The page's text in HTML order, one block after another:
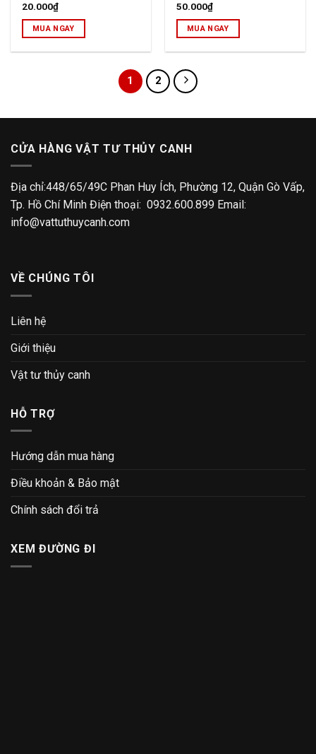
20.000₫
MUA NGAY
50.000₫
MUA NGAY
1 2
CỬA HÀNG VẬT TƯ THỦY CANH
Địa chỉ:448/65/49C Phan Huy Ích, Phường 12, Quận Gò Vấp,
Tp. Hồ Chí Minh Điện thoại: 0932.600.899 Email:
info@vattuthuycanh.com
VỀ CHÚNG TÔI
Liên hệ
Giới thiệu
Vật tư thủy canh
HỖ TRỢ
Hướng dẫn mua hàng
Điều khoản & Bảo mật
Chính sách đổi trả
XEM ĐƯỜNG ĐI